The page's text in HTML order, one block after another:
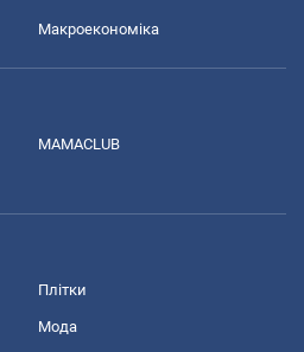
Макроекономіка
MAMACLUB
Плітки
Мода